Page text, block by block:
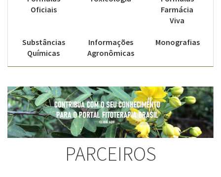
Oficiais
Farmácia
Viva
Substâncias
Químicas
Informações
Agronômicas
Monografias
PARCEIROS